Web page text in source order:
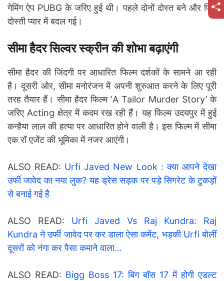
गेमिंग ऐप PUBG के जरिए हुई थी। पहले दोनों दोस्त बने और फिर
दोस्ती प्यार में बदल गई।
सीमा हैदर सिल्वर स्क्रीन की शोभा बढ़ाएंगी
सीमा हैदर की जिंदगी पर आधारित फिल्म दर्शकों के सामने आ रही
है। दूसरी ओर, सीमा मनोरंजन में अपनी शुरुआत करने के लिए पूरी
तरह तैयार हैं। सीमा हैदर फिल्म ‘A Tailor Murder Story’ के
जरिए Acting क्षेत्र में कदम रख रही हैं। यह फिल्म उदयपुर में हुई
कन्हैया लाल की हत्या पर आधारित होने वाली है। इस फिल्म में सीमा
एक रॉ एजेंट की भूमिका में नजर आएंगी।
ALSO READ: Urfi Javed New Look : क्या आपने देखा
उर्फी जावेद का नया लुक? यह ड्रेस सड़क पर पड़े सिगरेट के टुकड़ों
से बनाई गई है
ALSO READ: Urfi Javed Vs Raj Kundra: Raj
Kundra ने उर्फी जावेद पर कर डाला ऐसा कमेंट, भड़की Urfi बोलीं
दूसरों को नंगा कर पैसा कमाने वाला…
ALSO READ: Bigg Boss 17: बिग बॉस 17 में होगी एडल्ट